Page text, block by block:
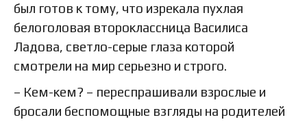
был готов к тому, что изрекала пухлая
белоголовая второклассница Василиса
Ладова, светло-серые глаза которой
смотрели на мир серьезно и строго.
– Кем-кем? – переспрашивали взрослые и
бросали беспомощные взгляды на родителей